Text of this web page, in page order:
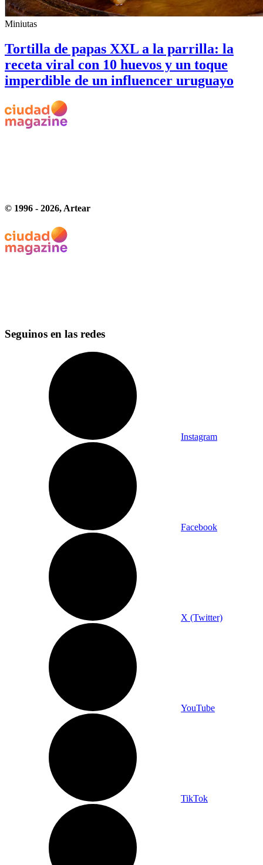
Miniutas
Tortilla de papas XXL a la parrilla: la
receta viral con 10 huevos y un toque
imperdible de un influencer uruguayo
© 1996 - 2026, Artear
Seguinos en las redes
Instagram
Facebook
X (Twitter)
YouTube
TikTok